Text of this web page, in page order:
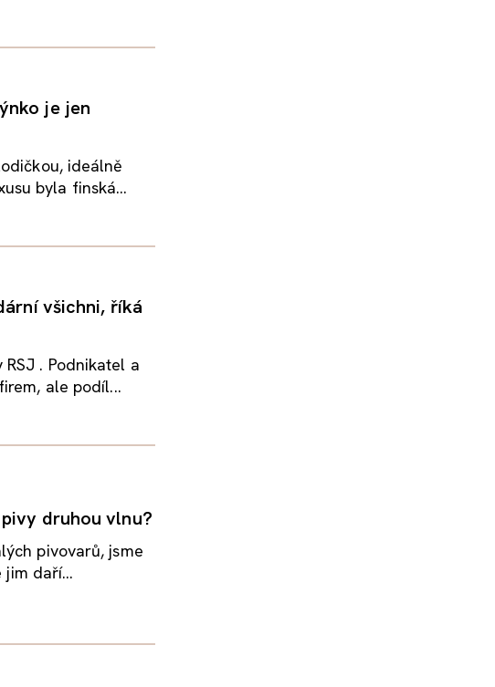
je jen
ideálně
byla finská...
všichni, říká
. Podnikatel a
ale podíl...
druhou vlnu?
pivovarů, jsme
daří...